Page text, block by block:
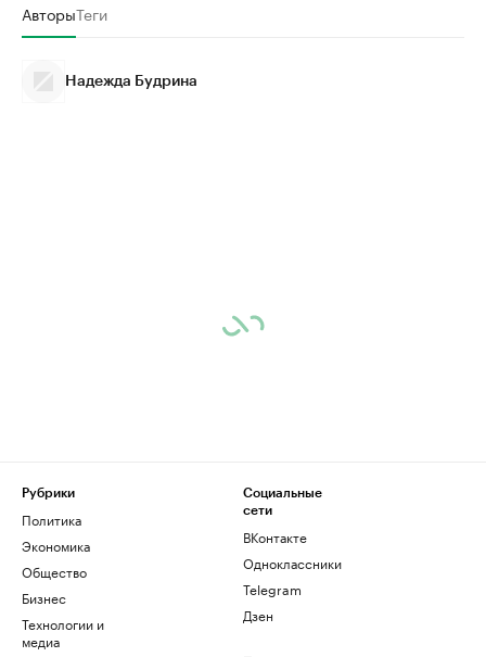
АвторыТеги
Надежда Будрина
Рубрики
Политика
Экономика
Общество
Бизнес
Технологии и
медиа
Социальные
сети
ВКонтакте
Одноклассники
Telegram
Дзен